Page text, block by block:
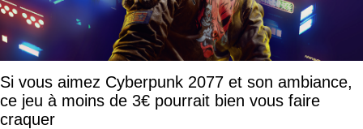
Si vous aimez Cyberpunk 2077 et son ambiance,
ce jeu à moins de 3€ pourrait bien vous faire
craquer